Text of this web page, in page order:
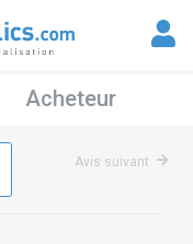
Acheteur
Avis suivant